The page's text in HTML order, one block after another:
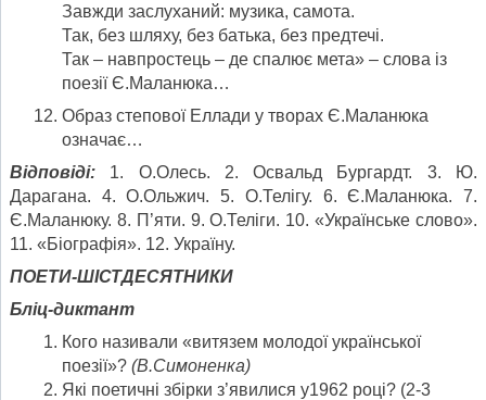
Завжди заслуханий: музика, самота.
Так, без шляху, без батька, без предтечі.
Так – навпростець – де спалює мета» – слова із
поезії Є.Маланюка…
Образ степової Еллади у творах Є.Маланюка
означає…
Відповіді: 1. О.Олесь. 2. Освальд Бургардт. 3. Ю.
Дарагана. 4. О.Ольжич. 5. О.Телігу. 6. Є.Маланюка. 7.
Є.Маланюку. 8. П’яти. 9. О.Теліги. 10. «Українське слово».
11. «Біографія». 12. Україну.
ПОЕТИ-ШІСТДЕСЯТНИКИ
Бліц-диктант
Кого називали «витязем молодої української
поезії»? (В.Симоненка)
Які поетичні збірки з’явилися у1962 році? (2-3